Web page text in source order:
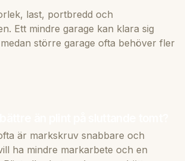
last, portbredd och
Ett mindre garage kan klara sig
större garage ofta behöver fler
är markskruv snabbare och
ha mindre markarbete och en